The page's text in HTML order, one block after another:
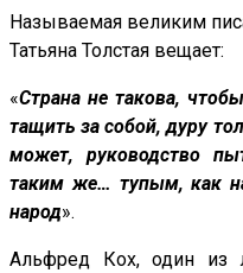
Называемая великим
Татьяна Толстая вещает:
«Страна не такова,
тащить за собой, дуру
может, руководство
таким же… тупым, как
народ».
Альфред Кох, один из